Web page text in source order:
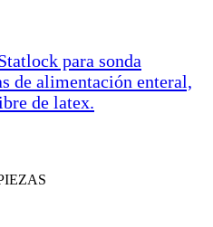
para sonda
de alimentación enteral,
de latex.